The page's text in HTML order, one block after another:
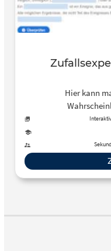
Hier kann